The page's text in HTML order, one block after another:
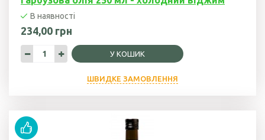
Ядер
кондитерського
Кокосова олія
В наявності
234,00 грн
У КОШИК
ШВИДКЕ ЗАМОВЛЕННЯ